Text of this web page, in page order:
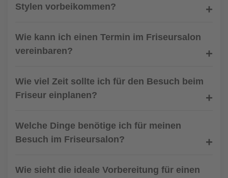
Stylen vorbeikommen?
Wie kann ich einen Termin im Friseursalon
vereinbaren?
Wie viel Zeit sollte ich für den Besuch beim
Friseur einplanen?
Welche Dinge benötige ich für meinen
Besuch im Friseursalon?
Wie sieht die ideale Vorbereitung für einen